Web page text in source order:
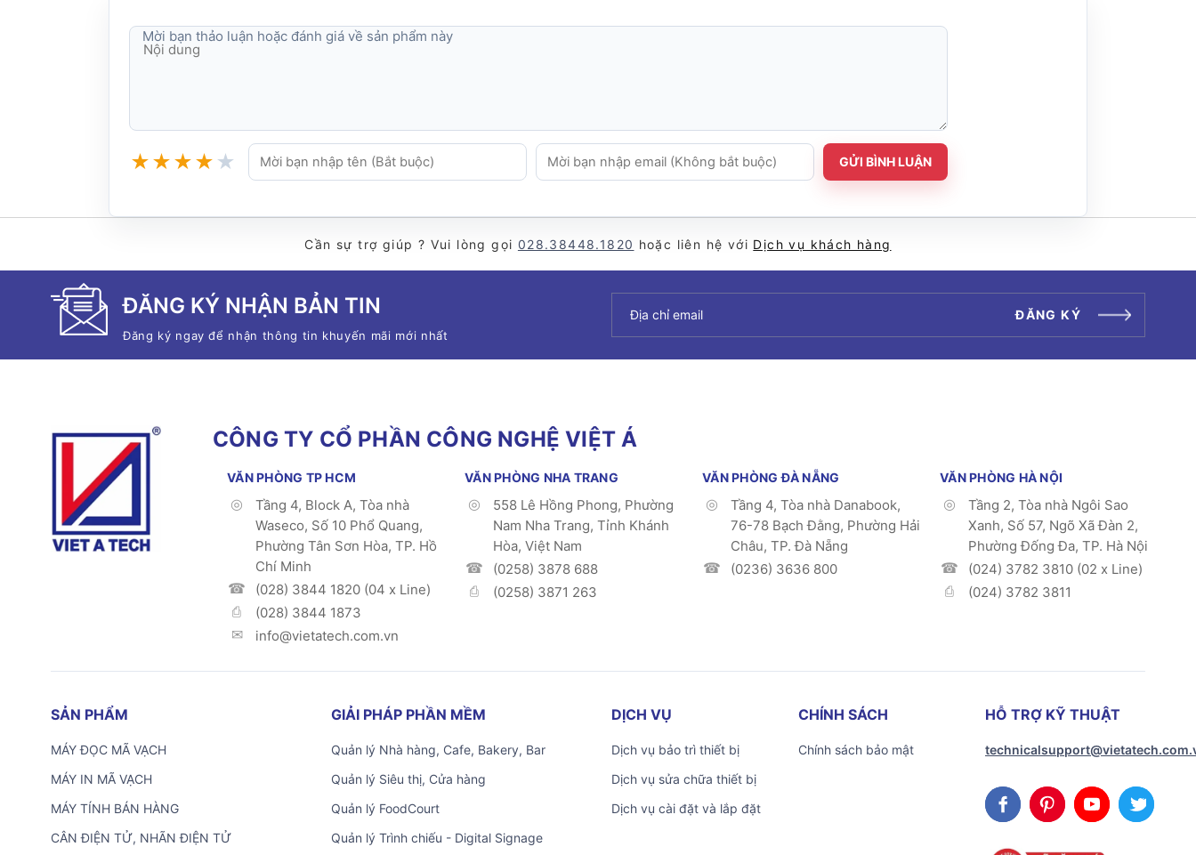
★★★★ ★ GỬI BÌNH LUẬN
Mời bạn thảo luận hoặc đánh giá về sản phẩm này
Cần sự trợ giúp ? Vui lòng gọi 028.38448.1820 hoặc liên hệ với Dịch vụ khách hàng
ĐĂNG KÝ NHẬN BẢN TIN
Đăng ký ngay để nhận thông tin khuyến mãi mới nhất
ĐĂNG KÝ
CÔNG TY CỔ PHẦN CÔNG NGHỆ VIỆT Á
VĂN PHÒNG TP HCM
Tầng 4, Block A, Tòa nhà
Waseco, Số 10 Phổ Quang,
Phường Tân Sơn Hòa, TP. Hồ
Chí Minh
(028) 3844 1820 (04 x Line)
(028) 3844 1873
info@vietatech.com.vn
VĂN PHÒNG NHA TRANG
558 Lê Hồng Phong, Phường
Nam Nha Trang, Tỉnh Khánh
Hòa, Việt Nam
(0258) 3878 688
(0258) 3871 263
VĂN PHÒNG ĐÀ NẴNG
Tầng 4, Tòa nhà Danabook,
76-78 Bạch Đằng, Phường Hải
Châu, TP. Đà Nẵng
(0236) 3636 800
VĂN PHÒNG HÀ NỘI
Tầng 2, Tòa nhà Ngôi Sao
Xanh, Số 57, Ngõ Xã Đàn 2,
Phường Đống Đa, TP. Hà Nội
(024) 3782 3810 (02 x Line)
(024) 3782 3811
SẢN PHẨM
MÁY ĐỌC MÃ VẠCH
MÁY IN MÃ VẠCH
MÁY TÍNH BÁN HÀNG
CÂN ĐIỆN TỬ, NHÃN ĐIỆN TỬ
GIẢI PHÁP PHẦN MỀM
Quản lý Nhà hàng, Cafe, Bakery, Bar
Quản lý Siêu thị, Cửa hàng
Quản lý FoodCourt
Quản lý Trình chiếu - Digital Signage
DỊCH VỤ
Dịch vụ bảo trì thiết bị
Dịch vụ sửa chữa thiết bị
Dịch vụ cài đặt và lắp đặt
CHÍNH SÁCH
Chính sách bảo mật
HỖ TRỢ KỸ THUẬT